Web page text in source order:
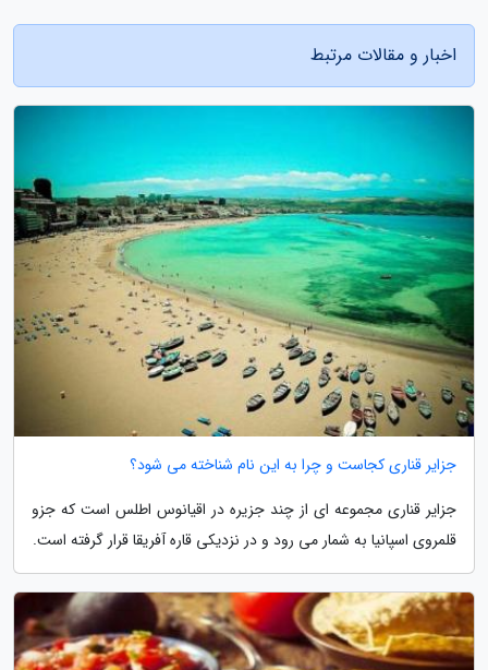
اخبار و مقالات مرتبط
جزایر قناری کجاست و چرا به این نام شناخته می شود؟
جزایر قناری مجموعه ای از چند جزیره در اقیانوس اطلس است که جزو
قلمروی اسپانیا به شمار می رود و در نزدیکی قاره آفریقا قرار گرفته است.